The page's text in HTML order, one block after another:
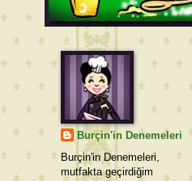
Burçin'in Denemeleri
Burçin'in Denemeleri,
mutfakta geçirdiğim